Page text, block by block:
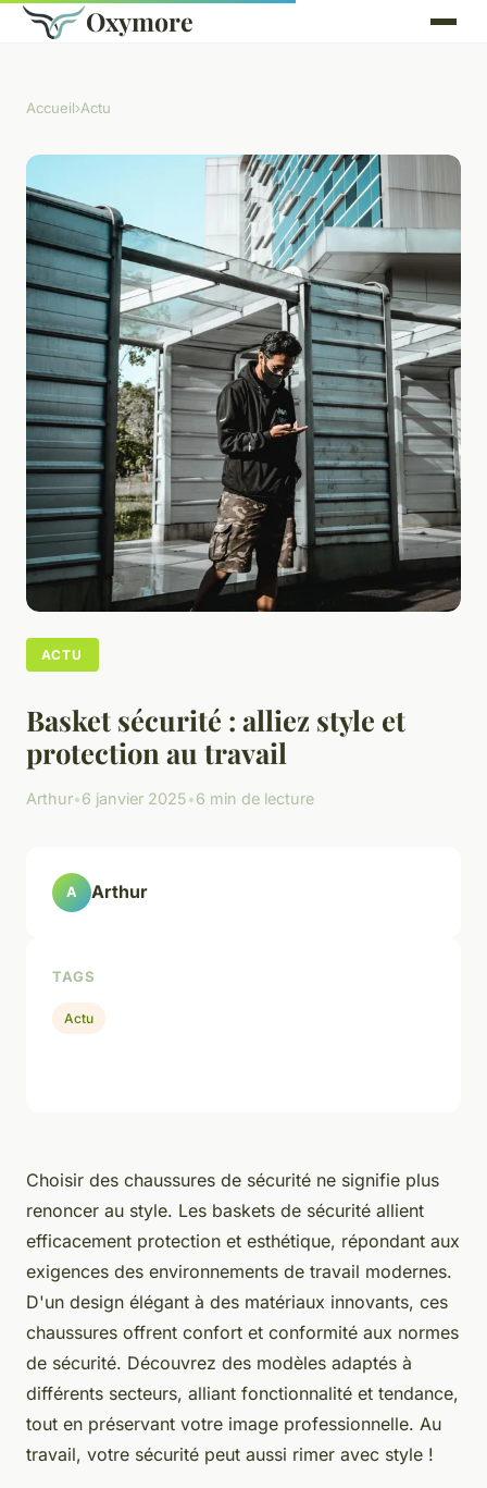
Oxymore
Accueil›Actu
ACTU
Basket sécurité : alliez style et
protection au travail
Arthur•6 janvier 2025•6 min de lecture
Choisir des chaussures de sécurité ne signifie plus
renoncer au style. Les baskets de sécurité allient
efficacement protection et esthétique, répondant aux
exigences des environnements de travail modernes.
D'un design élégant à des matériaux innovants, ces
chaussures offrent confort et conformité aux normes
de sécurité. Découvrez des modèles adaptés à
différents secteurs, alliant fonctionnalité et tendance,
tout en préservant votre image professionnelle. Au
travail, votre sécurité peut aussi rimer avec style !
A Arthur
TAGS
Actu